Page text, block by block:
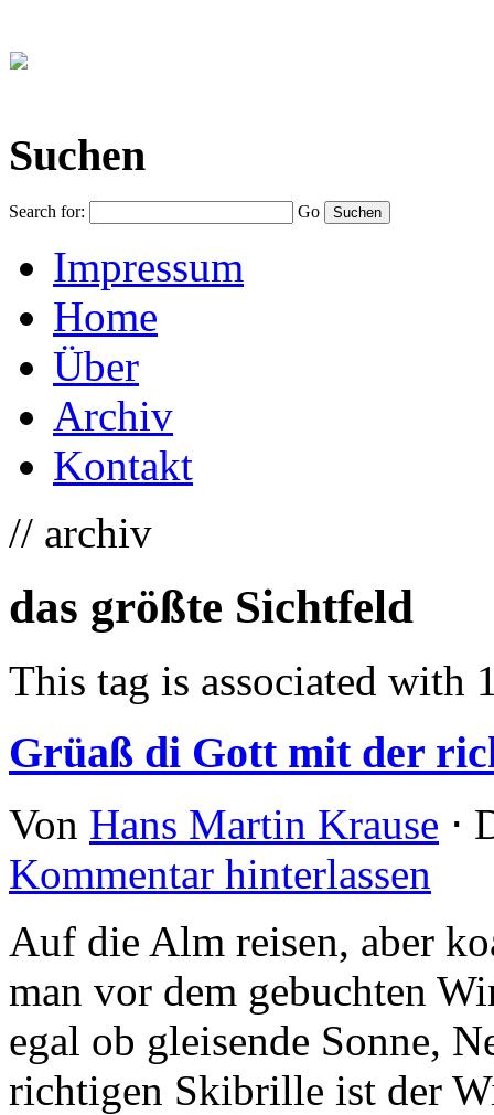
Suchen
Search for: Go
Impressum
Home
Über
Archiv
Kontakt
// archiv
das größte Sichtfeld
This tag is associated with
Grüaß di Gott mit der
Von Hans Martin Krause ⋅
Kommentar hinterlassen
Auf die Alm reisen, aber
man vor dem gebuchten
egal ob gleisende Sonne,
richtigen Skibrille ist der